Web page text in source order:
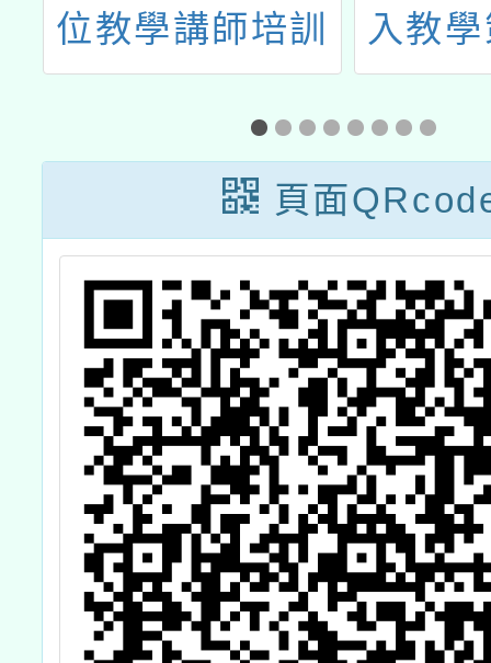
位教學講師培訓
工作坊」
入教
跨校
教師
作
頁面